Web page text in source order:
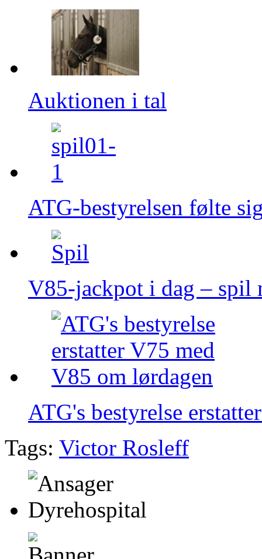
Auktionen i tal
ATG-bestyrelsen følte
V85‑jackpot i dag –
ATG's bestyrelse
Tags: Victor Rosleff